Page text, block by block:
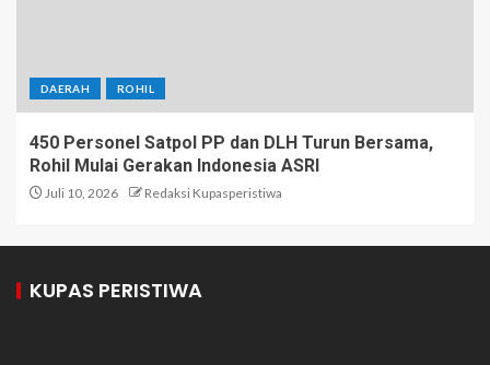
DAERAH ROHIL
450 Personel Satpol PP dan DLH Turun Bersama,
Rohil Mulai Gerakan Indonesia ASRI
Juli 10, 2026 Redaksi Kupasperistiwa
KUPAS PERISTIWA